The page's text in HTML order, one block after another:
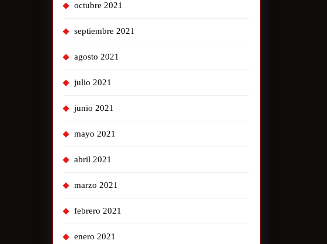
octubre 2021
septiembre 2021
agosto 2021
julio 2021
junio 2021
mayo 2021
abril 2021
marzo 2021
febrero 2021
enero 2021